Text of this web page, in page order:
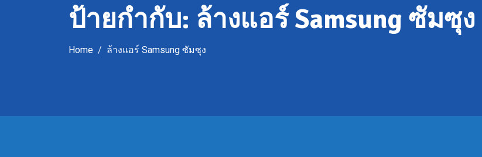
ป้ายกำกับ: ล้างแอร์ Samsung ซัมซุง
Home ล้างแอร์ Samsung ซัมซุง